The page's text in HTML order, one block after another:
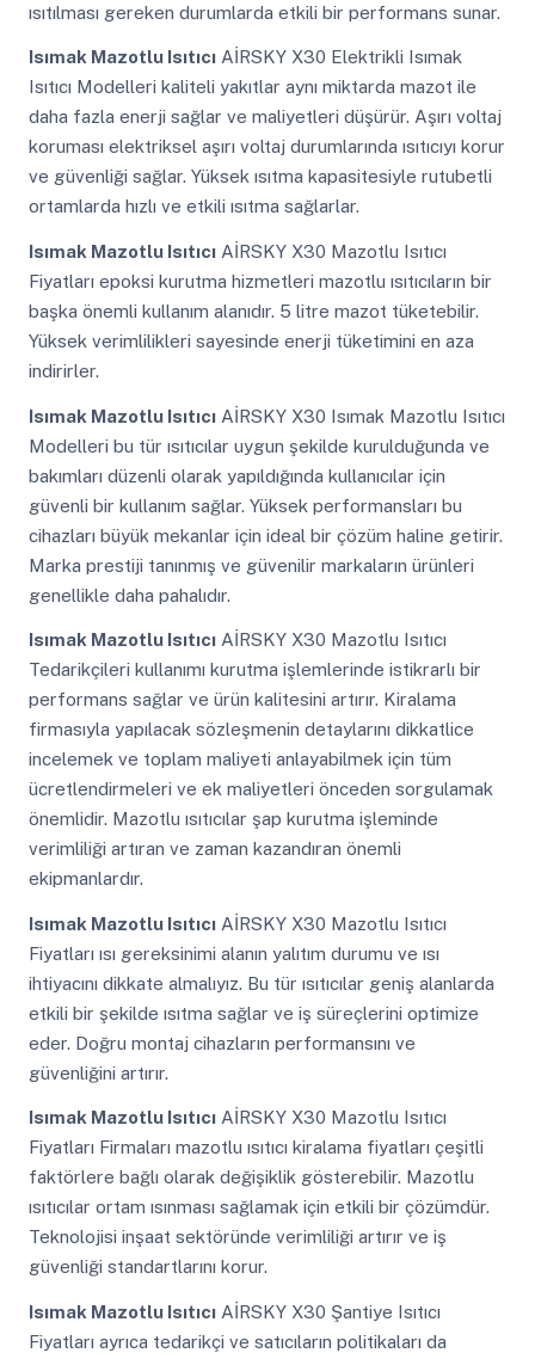
ısıtılması gereken durumlarda etkili bir performans sunar.
Isımak Mazotlu IsıtıcıAİRSKY X30 Elektrikli Isımak
Isıtıcı Modelleri kaliteli yakıtlar aynı miktarda mazot ile
daha fazla enerji sağlar ve maliyetleri düşürür. Aşırı voltaj
koruması elektriksel aşırı voltaj durumlarında ısıtıcıyı korur
ve güvenliği sağlar. Yüksek ısıtma kapasitesiyle rutubetli
ortamlarda hızlı ve etkili ısıtma sağlarlar.
Isımak Mazotlu IsıtıcıAİRSKY X30 Mazotlu Isıtıcı
Fiyatları epoksi kurutma hizmetleri mazotlu ısıtıcıların bir
başka önemli kullanım alanıdır. 5 litre mazot tüketebilir.
Yüksek verimlilikleri sayesinde enerji tüketimini en aza
indirirler.
Isımak Mazotlu IsıtıcıAİRSKY X30 Isımak Mazotlu Isıtıcı
Modelleri bu tür ısıtıcılar uygun şekilde kurulduğunda ve
bakımları düzenli olarak yapıldığında kullanıcılar için
güvenli bir kullanım sağlar. Yüksek performansları bu
cihazları büyük mekanlar için ideal bir çözüm haline getirir.
Marka prestiji tanınmış ve güvenilir markaların ürünleri
genellikle daha pahalıdır.
Isımak Mazotlu IsıtıcıAİRSKY X30 Mazotlu Isıtıcı
Tedarikçileri kullanımı kurutma işlemlerinde istikrarlı bir
performans sağlar ve ürün kalitesini artırır. Kiralama
firmasıyla yapılacak sözleşmenin detaylarını dikkatlice
incelemek ve toplam maliyeti anlayabilmek için tüm
ücretlendirmeleri ve ek maliyetleri önceden sorgulamak
önemlidir. Mazotlu ısıtıcılar şap kurutma işleminde
verimliliği artıran ve zaman kazandıran önemli
ekipmanlardır.
Isımak Mazotlu IsıtıcıAİRSKY X30 Mazotlu Isıtıcı
Fiyatları ısı gereksinimi alanın yalıtım durumu ve ısı
ihtiyacını dikkate almalıyız. Bu tür ısıtıcılar geniş alanlarda
etkili bir şekilde ısıtma sağlar ve iş süreçlerini optimize
eder. Doğru montaj cihazların performansını ve
güvenliğini artırır.
Isımak Mazotlu IsıtıcıAİRSKY X30 Mazotlu Isıtıcı
Fiyatları Firmaları mazotlu ısıtıcı kiralama fiyatları çeşitli
faktörlere bağlı olarak değişiklik gösterebilir. Mazotlu
ısıtıcılar ortam ısınması sağlamak için etkili bir çözümdür.
Teknolojisi inşaat sektöründe verimliliği artırır ve iş
güvenliği standartlarını korur.
Isımak Mazotlu IsıtıcıAİRSKY X30 Şantiye Isıtıcı
Fiyatları ayrıca tedarikçi ve satıcıların politikaları da